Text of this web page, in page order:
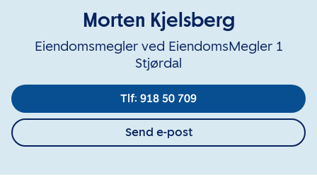
Morten Kjelsberg
Eiendomsmegler ved EiendomsMegler 1
Stjørdal
Tlf: 918 50 709
Send e-post